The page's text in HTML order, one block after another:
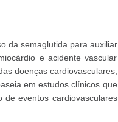
da semaglutida para auxiliar
e acidente vascular
doenças cardiovasculares,
em estudos clínicos que
de eventos cardiovasculares